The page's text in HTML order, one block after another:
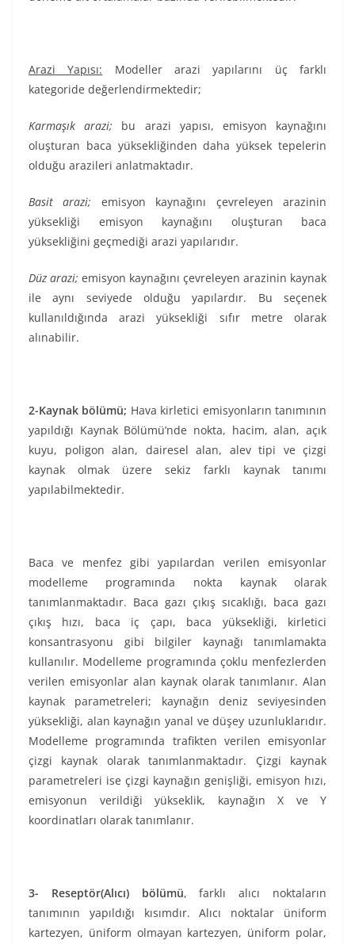
Arazi Yapısı: Modeller arazi yapılarını üç farklı
kategoride değerlendirmektedir;
Karmaşık arazi; bu arazi yapısı, emisyon kaynağını
oluşturan baca yüksekliğinden daha yüksek tepelerin
olduğu arazileri anlatmaktadır.
Basit arazi; emisyon kaynağını çevreleyen arazinin
yüksekliği emisyon kaynağını oluşturan baca
yüksekliğini geçmediği arazi yapılarıdır.
Düz arazi; emisyon kaynağını çevreleyen arazinin kaynak
ile aynı seviyede olduğu yapılardır. Bu seçenek
kullanıldığında arazi yüksekliği sıfır metre olarak
alınabilir.
2-Kaynak bölümü; Hava kirletici emisyonların tanımının
yapıldığı Kaynak Bölümü’nde nokta, hacim, alan, açık
kuyu, poligon alan, dairesel alan, alev tipi ve çizgi
kaynak olmak üzere sekiz farklı kaynak tanımı
yapılabilmektedir.
Baca ve menfez gibi yapılardan verilen emisyonlar
modelleme programında nokta kaynak olarak
tanımlanmaktadır. Baca gazı çıkış sıcaklığı, baca gazı
çıkış hızı, baca iç çapı, baca yüksekliği, kirletici
konsantrasyonu gibi bilgiler kaynağı tanımlamakta
kullanılır. Modelleme programında çoklu menfezlerden
verilen emisyonlar alan kaynak olarak tanımlanır. Alan
kaynak parametreleri; kaynağın deniz seviyesinden
yüksekliği, alan kaynağın yanal ve düşey uzunluklarıdır.
Modelleme programında trafikten verilen emisyonlar
çizgi kaynak olarak tanımlanmaktadır. Çizgi kaynak
parametreleri ise çizgi kaynağın genişliği, emisyon hızı,
emisyonun verildiği yükseklik, kaynağın X ve Y
koordinatları olarak tanımlanır.
3- Reseptör(Alıcı) bölümü, farklı alıcı noktaların
tanımının yapıldığı kısımdır. Alıcı noktalar üniform
kartezyen, üniform olmayan kartezyen, üniform polar,